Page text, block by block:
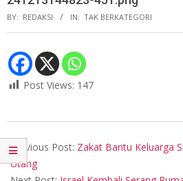
BY: REDAKSI IN: TAK BERKATEGORI
Post Views: 147
12-
13
Previous Post: Zakat Bantu Keluarga
Utang